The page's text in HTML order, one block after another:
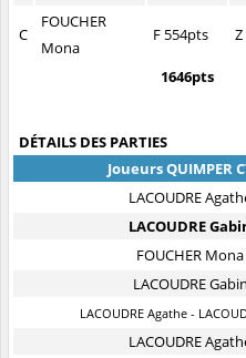
C
FOUCHER
Mona
F 554pts Z
1646pts
DÉTAILS DES PARTIES
Joueurs QUIMPER
LACOUDRE
LACOUDRE
FOUCHER Mona
LACOUDRE Gabin
LACOUDRE Agathe -
LACOUDRE